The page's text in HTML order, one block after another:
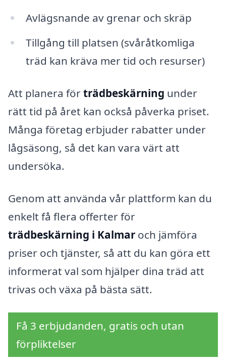
Avlägsnande av grenar och skräp
Tillgång till platsen (svåråtkomliga
träd kan kräva mer tid och resurser)
Att planera förträdbeskärning under
rätt tid på året kan också påverka priset.
Många företag erbjuder rabatter under
lågsäsong, så det kan vara värt att
undersöka.
Genom att använda vår plattform kan du
enkelt få flera offerter för
trädbeskärning i Kalmar och jämföra
priser och tjänster, så att du kan göra ett
informerat val som hjälper dina träd att
trivas och växa på bästa sätt.
Få 3 erbjudanden, gratis och utan
förpliktelser